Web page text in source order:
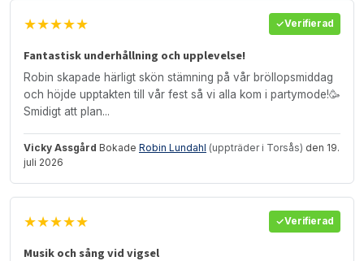
★★★★★ Verifierad
Fantastisk underhållning och upplevelse!
Robin skapade härligt skön stämning på vår bröllopsmiddag
och höjde upptakten till vår fest så vi alla kom i partymode!🥳
Smidigt att plan...
Vicky Assgård Bokade Robin Lundahl (uppträder i Torsås) den 19.
juli 2026
★★★★★ Verifierad
Musik och sång vid vigsel